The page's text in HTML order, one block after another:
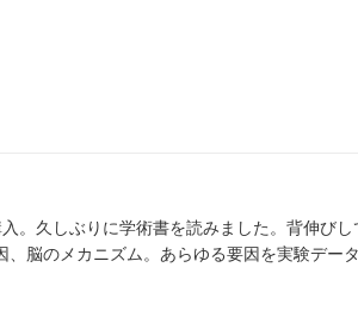
に学術書を読みました。背伸びして何とか読了。 「人
脳のメカニズム。あらゆる要因を実験デー